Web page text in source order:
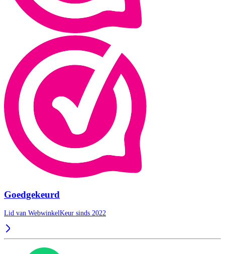
Goedgekeurd
Lid van WebwinkelKeur sinds 2022